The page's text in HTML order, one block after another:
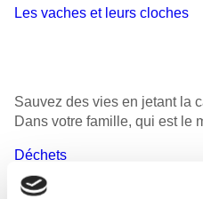
Les vaches et leurs cloches
Sauvez des vies en jetant la
Dans votre famille, qui est le
Déchets